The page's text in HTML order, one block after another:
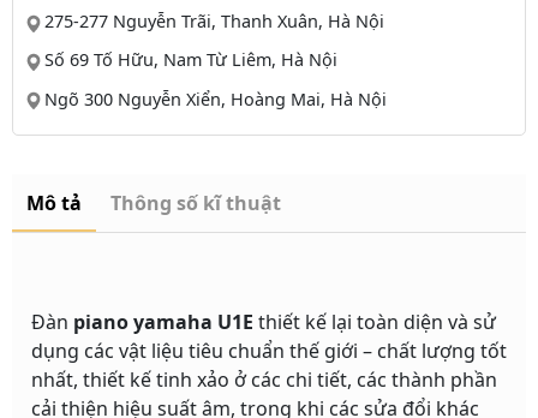
275-277 Nguyễn Trãi, Thanh Xuân, Hà Nội
Số 69 Tố Hữu, Nam Từ Liêm, Hà Nội
Ngõ 300 Nguyễn Xiển, Hoàng Mai, Hà Nội
Mô tả Thông số kĩ thuật
Đàn piano yamaha U1E thiết kế lại toàn diện và sử
dụng các vật liệu tiêu chuẩn thế giới – chất lượng tốt
nhất, thiết kế tinh xảo ở các chi tiết, các thành phần
cải thiện hiệu suất âm, trong khi các sửa đổi khác